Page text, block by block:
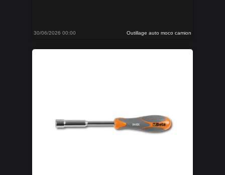
30/06/2026 00:00 Outillage auto moco camion